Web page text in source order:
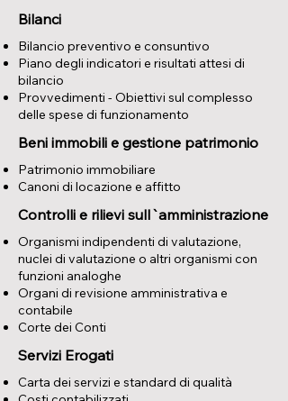
Bilanci
Bilancio preventivo e consuntivo
Piano degli indicatori e risultati attesi di
bilancio
Provvedimenti - Obiettivi sul complesso
delle spese di funzionamento
Beni immobili e gestione patrimonio
Patrimonio immobiliare
Canoni di locazione e affitto
Controlli e rilievi sull`amministrazione
Organismi indipendenti di valutazione,
nuclei di valutazione o altri organismi con
funzioni analoghe
Organi di revisione amministrativa e
contabile
Corte dei Conti
Servizi Erogati
Carta dei servizi e standard di qualità